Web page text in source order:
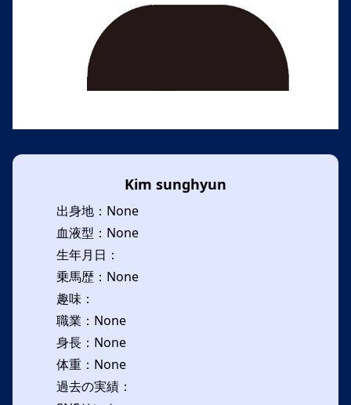
Kim sunghyun
出身地：None
血液型：None
生年月日：
乗馬歴：None
趣味：
職業：None
身長：None
体重：None
過去の実績：